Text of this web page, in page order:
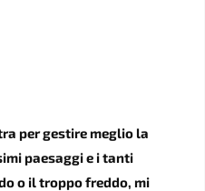
per gestire meglio la
paesaggi e i tanti
o il troppo freddo, mi